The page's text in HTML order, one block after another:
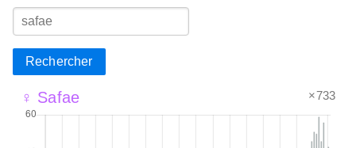
Rechercher
♀ Safae ×733